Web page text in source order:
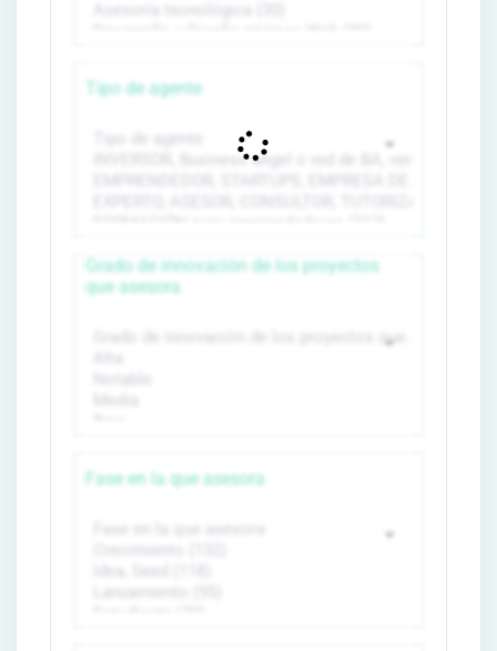
Tipo de agente
Grado de innovación de los proyectos
que asesora
Fase en la que asesora